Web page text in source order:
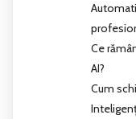
Ce
AI?
Cum